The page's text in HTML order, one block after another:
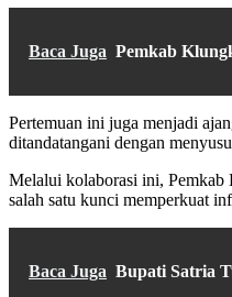
Baca Juga Pemkab
Pertemuan ini juga menjadi
ditandatangani dengan
Melalui kolaborasi ini, Pemkab
salah satu kunci memperkuat
Baca Juga Bupati Satria